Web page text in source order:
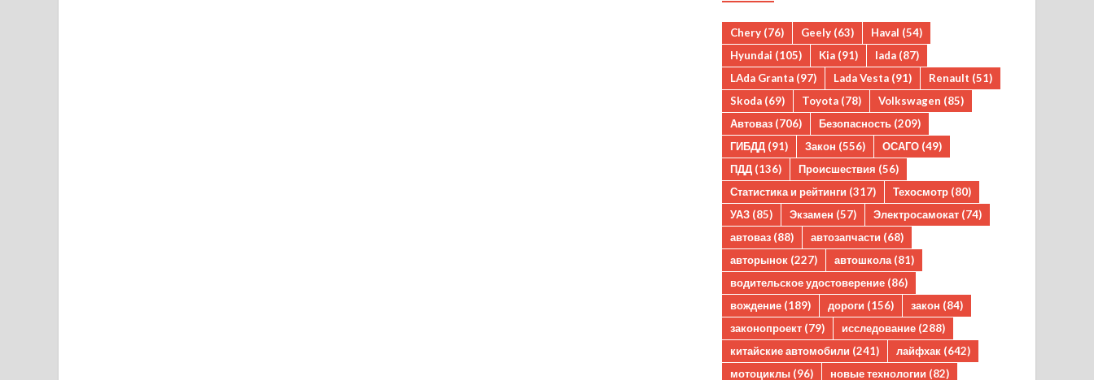
Chery (76) Geely (63) Haval (54)
Hyundai (105) Kia (91) lada (87)
LAda Granta (97) Lada Vesta (91) Renault (51)
Skoda (69) Toyota (78) Volkswagen (85)
Автоваз (706) Безопасность (209)
ГИБДД (91) Закон (556) ОСАГО (49)
ПДД (136) Происшествия (56)
Статистика и рейтинги (317) Техосмотр (80)
УАЗ (85) Экзамен (57) Электросамокат (74)
автоваз (88) автозапчасти (68)
авторынок (227) автошкола (81)
водительское удостоверение (86)
вождение (189) дороги (156) закон (84)
законопроект (79) исследование (288)
китайские автомобили (241) лайфхак (642)
мотоциклы (96) новые технологии (82)